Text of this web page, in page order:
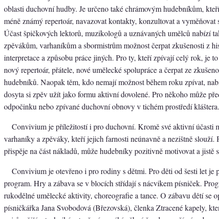
oblasti duchovní hudby. Je určeno také chrámovým hudebníkům,
méně známý repertoár, navazovat kontakty, konzultovat a vyměňovat
Účast špičkových lektorů, muzikologů a uznávaných umělců nabízí
zpěvákům, varhaníkům a sbormistrům možnost čerpat zkušenosti z
interpretace a způsobu práce jiných. Pro ty, kteří zpívají celý rok, je
nový repertoár, přátele, nové umělecké spolupráce a čerpat ze
hudebníků. Naopak těm, kdo nemají možnost během roku zpívat,
dosyta si zpěv užít jako formu aktivní dovolené. Pro někoho může
odpočinku nebo zpívané duchovní obnovy v tichém prostředí kláštera.
Convivium je příležitostí i pro duchovní. Kromě své aktivní účasti
varhaníky a zpěváky, kteří jejich farnosti neúnavně a nezištně slouží.
přispěje na část nákladů, může hudebníky pozitivně motivovat a jistě
Convivium je otevřeno i pro rodiny s dětmi. Pro děti od šesti let je
program. Hry a zábava se v blocích střídají s nácvikem písniček.
rukodělné umělecké aktivity, choreografie a tance. O zábavu dětí se
písničkářka Jana Svobodová (Březovská), členka Ztracené kapely,